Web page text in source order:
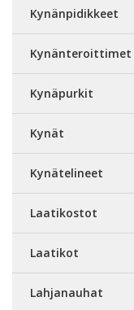
Kynänpidikkeet
Kynänteroittimet
Kynäpurkit
Kynät
Kynätelineet
Laatikostot
Laatikot
Lahjanauhat